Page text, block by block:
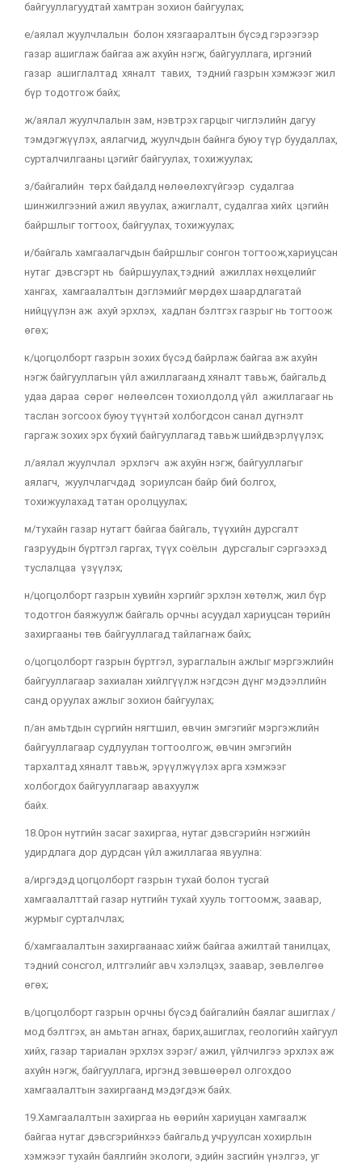
байгууллагуудтай хамтран зохион байгуулах;
е/аялал жуулчлалын болон хязгааралтын бүсэд гэрээгээр
газар ашиглаж байгаа аж ахуйн нэгж, байгууллага, иргэний
газар ашиглалтад хяналт тавих, тэдний газрын хэмжээг жил
бүр тодотгож байх;
ж/аялал жуулчлалын зам, нэвтрэх гарцыг чиглэлийн дагуу
тэмдэгжүүлэх, аялагчид, жуулчдын байнга буюу түр буудаллах,
сурталчилгааны цэгийг байгуулах, тохижуулах;
з/байгалийн төрх байдалд нөлөөлөхгүйгээр судалгаа
шинжилгээний ажил явуулах, ажиглалт, судалгаа хийх цэгийн
байршлыг тогтоох, байгуулах, тохижуулах;
и/байгаль хамгаалагчдын байршлыг сонгон тогтоож,хариуцсан
нутаг дэвсгэрт нь байршуулах,тэдний ажиллах нөхцөлийг
хангах, хамгаалалтын дэглэмийг мөрдөх шаардлагатай
нийцүүлэн аж ахуй эрхлэх, хадлан бэлтгэх газрыг нь тогтоож
өгөх;
к/цогцолборт газрын зохих бүсэд байрлаж байгаа аж ахуйн
нэгж байгууллагын үйл ажиллагаанд хяналт тавьж, байгальд
удаа дараа сөрөг нөлөөлсөн тохиолдолд үйл ажиллагааг нь
таслан зогсоох буюу түүнтэй холбогдсон санал дүгнэлт
гаргаж зохих эрх бүхий байгууллагад тавьж шийдвэрлүүлэх;
л/аялал жуулчлал эрхлэгч аж ахуйн нэгж, байгууллагыг
аялагч, жуулчлагчдад зориулсан байр бий болгох,
тохижуулахад татан оролцуулах;
м/тухайн газар нутагт байгаа байгаль, түүхийн дурсгалт
газруудын бүртгэл гаргах, түүх соёлын дурсгалыг сэргээхэд
туслалцаа үзүүлэх;
н/цогцолборт газрын хувийн хэргийг эрхлэн хөтөлж, жил бүр
тодотгон баяжуулж байгаль орчны асуудал хариуцсан төрийн
захиргааны төв байгууллагад тайлагнаж байх;
о/цогцолборт газрын бүртгэл, зураглалын ажлыг мэргэжлийн
байгууллагаар захиалан хийлгүүлж нэгдсэн дүнг мэдээллийн
санд оруулах ажлыг зохион байгуулах;
п/ан амьтдын сүргийн нягтшил, өвчин эмгэгийг мэргэжлийн
байгууллагаар судлуулан тогтоолгож, өвчин эмгэгийн
тархалтад хяналт тавьж, эрүүлжүүлэх арга хэмжээг
холбогдох байгууллагаар авахуулж
байх.
18.0рон нутгийн засаг захиргаа, нутаг дэвсгэрийн нэгжийн
удирдлага дор дурдсан үйл ажиллагаа явуулна:
а/иргэдэд цогцолборт газрын тухай болон тусгай
хамгаалалттай газар нутгийн тухай хууль тогтоомж, заавар,
журмыг сурталчлах;
б/хамгаалалтын захиргаанаас хийж байгаа ажилтай танилцах,
тэдний сонсгол, илтгэлийг авч хэлэлцэх, заавар, зөвлөлгөө
өгөх;
в/цогцолборт газрын орчны бүсэд байгалийн баялаг ашиглах /
мод бэлтгэх, ан амьтан агнах, барих,ашиглах, геологийн хайгуул
хийх, газар тариалан эрхлэх зэрэг/ ажил, үйлчилгээ эрхлэх аж
ахуйн нэгж, байгууллага, иргэнд зөвшөөрөл олгохдоо
хамгаалалтын захиргаанд мэдэгдэж байх.
19.Хамгаалалтын захиргаа нь өөрийн хариуцан хамгаалж
байгаа нутаг дэвсгэрийнхээ байгальд учруулсан хохирлын
хэмжээг тухайн баялгийн экологи, эдийн засгийн үнэлгээ, уг